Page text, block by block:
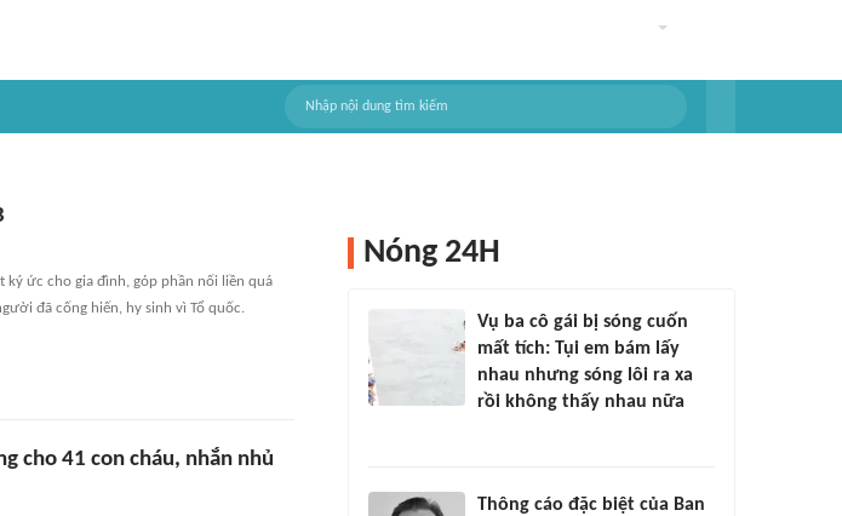
ức cho gia đình, góp phần nối liền quá
đã cống hiến, hy sinh vì Tổ quốc.
cho 41 con cháu, nhắn nhủ
Nóng 24H
Vụ ba cô gái bị sóng cuốn
mất tích: Tụi em bám lấy
nhau nhưng sóng lôi ra xa
rồi không thấy nhau nữa
Thông cáo đặc biệt của Ban